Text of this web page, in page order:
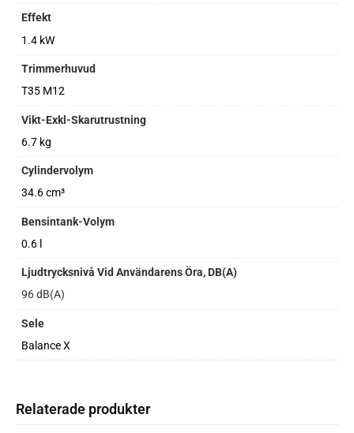
Effekt
1.4 kW
Trimmerhuvud
T35 M12
Vikt-Exkl-Skarutrustning
6.7 kg
Cylindervolym
34.6 cm³
Bensintank-Volym
0.6 l
Ljudtrycksnivå Vid Användarens Öra, DB(A)
96 dB(A)
Sele
Balance X
Relaterade produkter